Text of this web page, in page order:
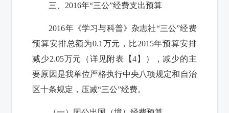
三、2016年“三公”经费支出预算
2016年《学习与科普》杂志社“三公”经费
预算安排总额为0.1 万元，比2015年预算安排
减少2.05万元（详见附表【4】），减少的主
要原因是我单位严格执行中央八项规定和自治
区十条规定 ，压减“三公”经费。